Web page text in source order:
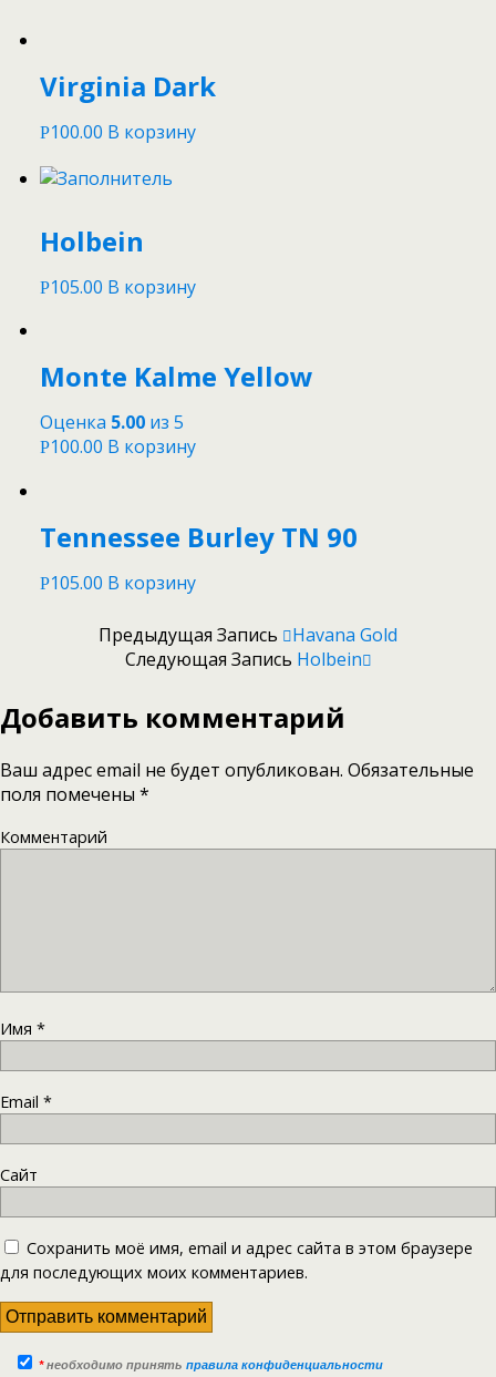
Virginia Dark
Р100.00 В корзину
Holbein
Р105.00 В корзину
Monte Kalme Yellow
Оценка 5.00из 5
Р100.00 В корзину
Tennessee Burley TN 90
Р105.00 В корзину
Предыдущая Запись
Havana Gold
Следующая Запись Holbein
Добавить комментарий
Ваш адрес email не будет опубликован. Обязательные
поля помечены *
Комментарий
Имя *
Email *
Сайт
Сохранить моё имя, email и адрес сайта в этом браузере
для последующих моих комментариев.
*необходимо принять правила конфиденциальности